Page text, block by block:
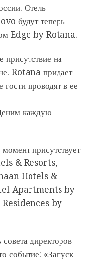
Отель
будут теперь
Edge by Rotana.
присутствие на
Rotana придает
гости проводят в ее
каждую
присутствует
& Resorts,
Hotels &
Apartments by
Residences by
директоров
событие: «Запуск